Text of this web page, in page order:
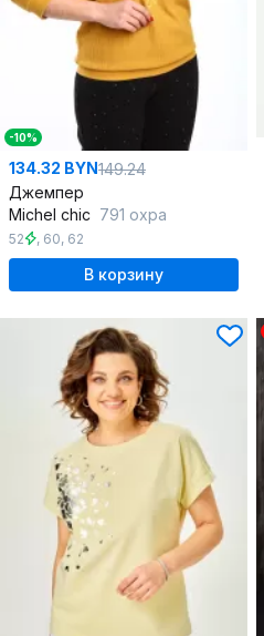
-10%
134.32 BYN149.24
Джемпер
Michel chic 791 охра
52 , 60, 62
В корзину